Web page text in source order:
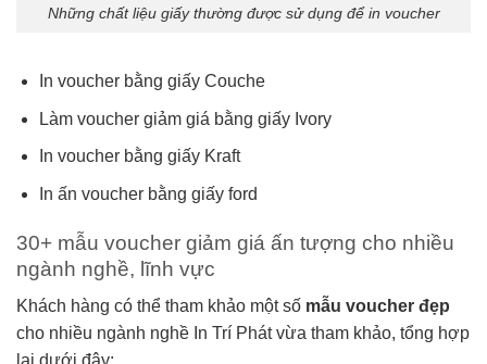
Những chất liệu giấy thường được sử dụng để in voucher
In voucher bằng giấy Couche
Làm voucher giảm giá bằng giấy Ivory
In voucher bằng giấy Kraft
In ấn voucher bằng giấy ford
30+ mẫu voucher giảm giá ấn tượng cho nhiều
ngành nghề, lĩnh vực
Khách hàng có thể tham khảo một số mẫu voucher đẹp
cho nhiều ngành nghề In Trí Phát vừa tham khảo, tổng hợp